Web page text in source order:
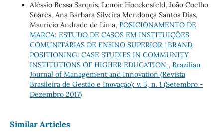
Aléssio Bessa Sarquis, Lenoir Hoeckesfeld, João Coelho
Soares, Ana Bárbara Silveira Mendonça Santos Dias,
Mauricio Andrade de Lima, POSICIONAMENTO DE
MARCA: ESTUDO DE CASOS EM INSTITUIÇÕES
COMUNITÁRIAS DE ENSINO SUPERIOR | BRAND
POSITIONING: CASE STUDIES IN COMMUNITY
INSTITUTIONS OF HIGHER EDUCATION , Brazilian
Journal of Management and Innovation (Revista
Brasileira de Gestão e Inovação): v. 5, n. 1 (Setembro -
Dezembro 2017)
Similar Articles